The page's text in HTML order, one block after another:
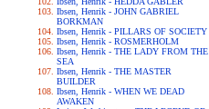
Ibsen, Henrik - JOHN GABRIEL
BORKMAN
Ibsen, Henrik - PILLARS OF SOCIETY
Ibsen, Henrik - ROSMERHOLM
Ibsen, Henrik - THE LADY FROM THE
SEA
Ibsen, Henrik - THE MASTER
BUILDER
Ibsen, Henrik - WHEN WE DEAD
AWAKEN